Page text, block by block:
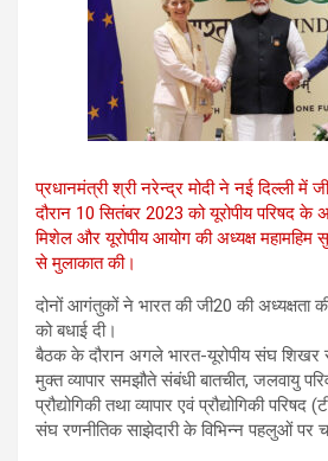
प्रधानमंत्री श्री नरेन्द्र मोदी ने नई दिल्ली
दौरान 10 सितंबर 2023 को यूरोपीय परिषद के
मिशेल और यूरोपीय आयोग की अध्यक्ष महामहिम
से मुलाकात की।
दोनों आगंतुकों ने भारत की जी20 की अध्यक्षता
को बधाई दी।
बैठक के दौरान अगले भारत-यूरोपीय संघ शिखर
मुक्त व्यापार समझौते संबंधी बातचीत, जलवायु
प्रौद्योगिकी तथा व्यापार एवं प्रौद्योगिकी परिषद
संघ रणनीतिक साझेदारी के विभिन्न पहलुओं पर